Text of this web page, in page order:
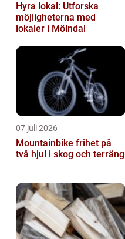
Hyra lokal: Utforska
möjligheterna med
lokaler i Mölndal
07 juli 2026
Mountainbike frihet på
två hjul i skog och terräng